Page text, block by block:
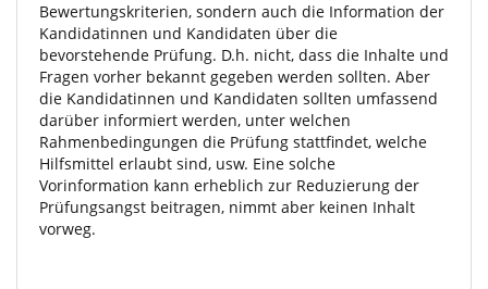
Bewertungskriterien, sondern auch die Information der
Kandidatinnen und Kandidaten über die
bevorstehende Prüfung. D.h. nicht, dass die Inhalte und
Fragen vorher bekannt gegeben werden sollten. Aber
die Kandidatinnen und Kandidaten sollten umfassend
darüber informiert werden, unter welchen
Rahmenbedingungen die Prüfung stattfindet, welche
Hilfsmittel erlaubt sind, usw. Eine solche
Vorinformation kann erheblich zur Reduzierung der
Prüfungsangst beitragen, nimmt aber keinen Inhalt
vorweg.